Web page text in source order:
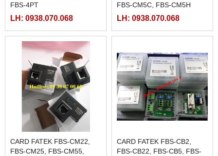
FBS-4PT
LH: 0938.070.068
FBS-CM5C, FBS-CM5H
LH: 0938.070.068
CARD FATEK FBS-CM22,
FBS-CM25, FBS-CM55,
CARD FATEK FBS-CB2,
FBS-CB22, FBS-CB5, FBS-